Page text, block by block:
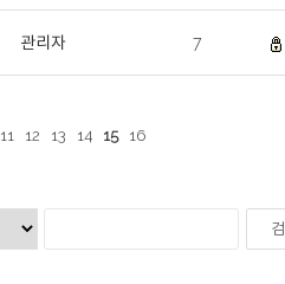
관리자 7
11 12 13 14 15 16